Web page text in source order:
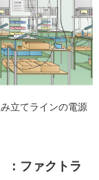
立てラインの電源
：ファクトラ